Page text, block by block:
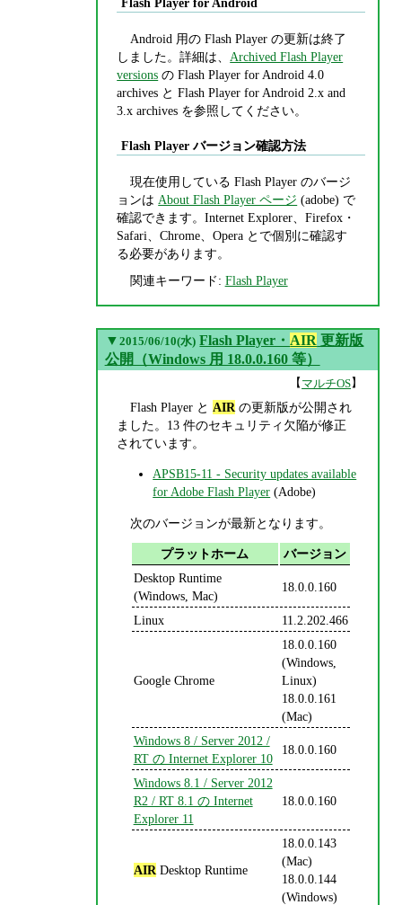
Android 用の Flash Player の更新は終了
しました。詳細は、 Archived Flash Player
versions の Flash Player for Android 4.0
archives と Flash Player for Android 2.x and
3.x archives を参照してください。
Flash Player バージョン確認方法
現在使用している Flash Player のバージ
ョンは About Flash Player ページ (adobe) で
確認できます。Internet Explorer、Firefox・
Safari、Chrome、Opera とで個別に確認す
る必要があります。
関連キーワード: Flash Player
▼ 2015/06/10(水) Flash Player・AIR 更新版
公開（Windows 用 18.0.0.160 等）
【マルチOS】
Flash Player と AIR の更新版が公開され
ました。13 件のセキュリティ欠陥が修正
されています。
APSB15-11 - Security updates available
for Adobe Flash Player (Adobe)
次のバージョンが最新となります。
プラットホーム
バージョン
Desktop Runtime
(Windows, Mac)
18.0.0.160
Linux 11.2.202.466
Google Chrome
18.0.0.160
(Windows,
Linux)
18.0.0.161
(Mac)
Windows 8 / Server 2012 /
RT の Internet Explorer 10
18.0.0.160
Windows 8.1 / Server 2012
R2 / RT 8.1 の Internet
Explorer 11
18.0.0.160
AIR Desktop Runtime
18.0.0.143
(Mac)
18.0.0.144
(Windows)